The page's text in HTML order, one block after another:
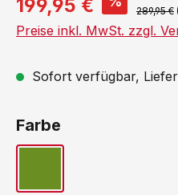
199,95 € 289,95 €
Preise inkl. MwSt. zzgl.
Sofort verfügbar,
Farbe